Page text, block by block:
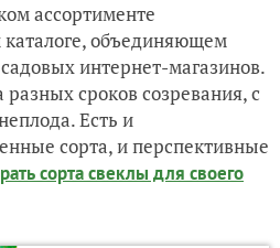
ассортименте
объединяющем
интернет-магазинов.
сроков созревания, с
Есть и
сорта, и перспективные
сорта свеклы для своего